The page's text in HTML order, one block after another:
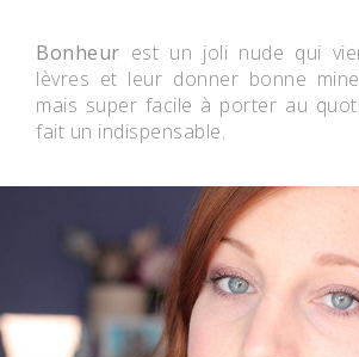
Bonheur est un joli nude qui
lèvres et leur donner bonne
mais super facile à porter au
fait un indispensable.